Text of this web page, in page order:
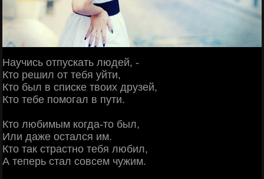
Научись отпускать людей, -
Кто решил от тебя уйти,
Кто был в списке твоих друзей,
Кто тебе помогал в пути.
Кто любимым когда-то был,
Или даже остался им.
Кто так страстно тебя любил,
А теперь стал совсем чужим.